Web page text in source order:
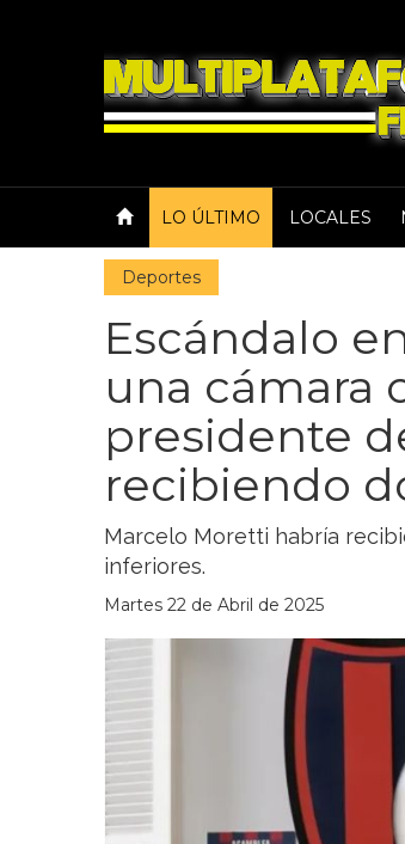
LO ÚLTIMO LOCALES
Deportes
Escándalo
una cámara
presidente
recibiendo
Marcelo Moretti habría
inferiores.
Martes 22 de Abril de 2025